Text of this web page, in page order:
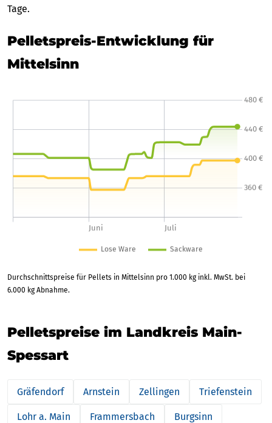
Tage.
Pelletspreis-Entwicklung für
Mittelsinn
Durchschnittspreise für Pellets in Mittelsinn pro 1.000 kg inkl. MwSt. bei
6.000 kg Abnahme.
Pelletspreise im Landkreis Main-
Spessart
Gräfendorf Arnstein Zellingen Triefenstein
Lohr a. Main Frammersbach Burgsinn